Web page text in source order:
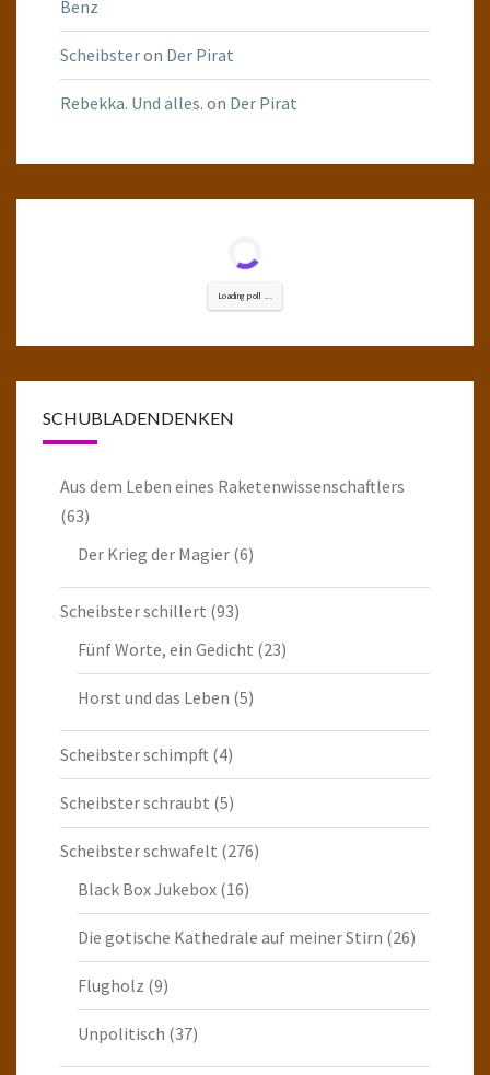
Benz
Scheibsteron Der Pirat
Rebekka. Und alles. on Der Pirat
Loading poll ...
SCHUBLADENDENKEN
Aus dem Leben eines Raketenwissenschaftlers
(63)
Der Krieg der Magier (6)
Scheibster schillert (93)
Fünf Worte, ein Gedicht (23)
Horst und das Leben (5)
Scheibster schimpft (4)
Scheibster schraubt (5)
Scheibster schwafelt (276)
Black Box Jukebox (16)
Die gotische Kathedrale auf meiner Stirn (26)
Flugholz (9)
Unpolitisch (37)